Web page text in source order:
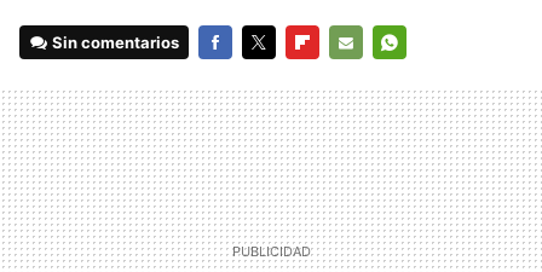
Sin comentarios
MAIL